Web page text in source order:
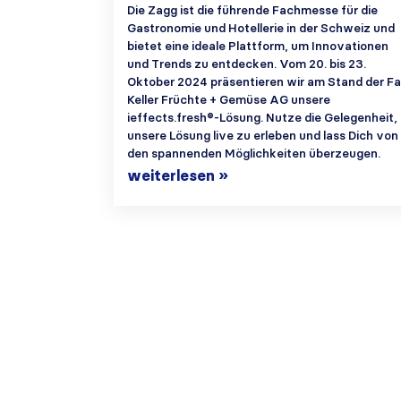
Die Zagg ist die führende Fachmesse für die
Gastronomie und Hotellerie in der Schweiz und
bietet eine ideale Plattform, um Innovationen
und Trends zu entdecken. Vom 20. bis 23.
Oktober 2024 präsentieren wir am Stand der
Keller Früchte + Gemüse AG unsere
ieffects.fresh®-Lösung. Nutze die Gelegenheit,
unsere Lösung live zu erleben und lass Dich von
den spannenden Möglichkeiten überzeugen.
weiterlesen »